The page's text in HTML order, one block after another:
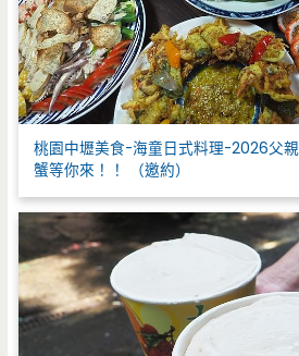
桃園中壢美食-海童日式料理-2026父
蟹等你來！！ （邀約）